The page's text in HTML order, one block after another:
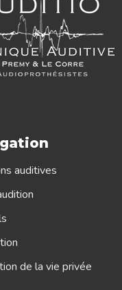
auditives
de la vie privée